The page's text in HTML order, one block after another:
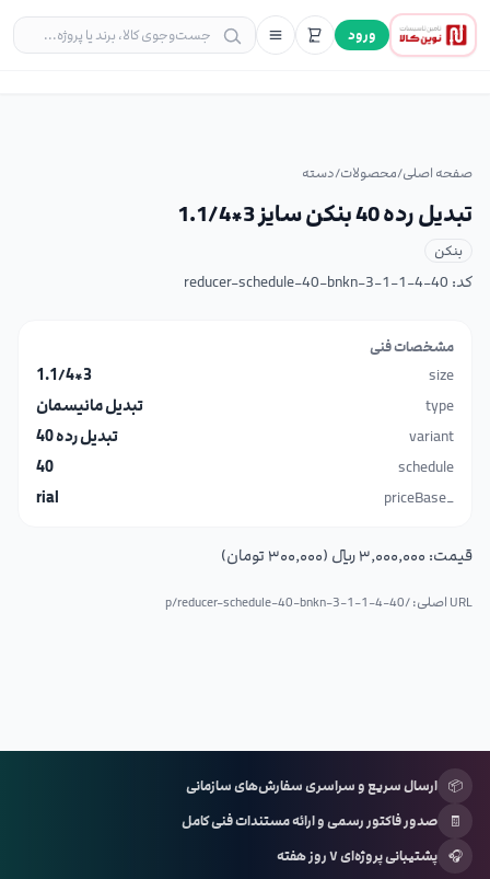
ورود
صفحه اصلی/محصولات/دسته
تبدیل رده 40 بنکن سایز 3*1.1/4
بنکن
کد: reducer-schedule-40-bnkn-3-1-1-4-40
مشخصات فنی
size
3*1.1/4
type
تبدیل مانیسمان
variant
تبدیل رده 40
schedule
40
_priceBase
rial
قیمت: ۳٬۰۰۰٬۰۰۰ ریال (۳۰۰٬۰۰۰ تومان)
URL اصلی: /p/ reducer-schedule-40-bnkn-3-1-1-4-40
📦 ارسال سریع و سراسری سفارش‌های سازمانی
🧾
صدور فاکتور رسمی و ارائه مستندات فنی کامل
🎧 پشتیبانی پروژه‌ای ۷ روز هفته